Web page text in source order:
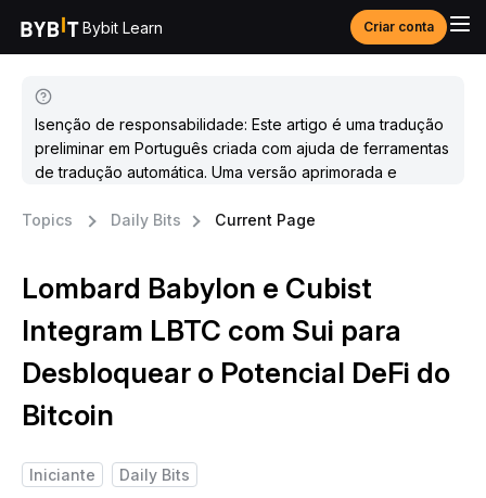
Bybit Learn Criar conta
Isenção de responsabilidade: Este artigo é uma tradução
preliminar em Português criada com ajuda de ferramentas
de tradução automática. Uma versão aprimorada e
Topics
Daily Bits Current Page
Lombard Babylon e Cubist
Integram LBTC com Sui para
Desbloquear o Potencial DeFi do
Bitcoin
Iniciante
Daily Bits